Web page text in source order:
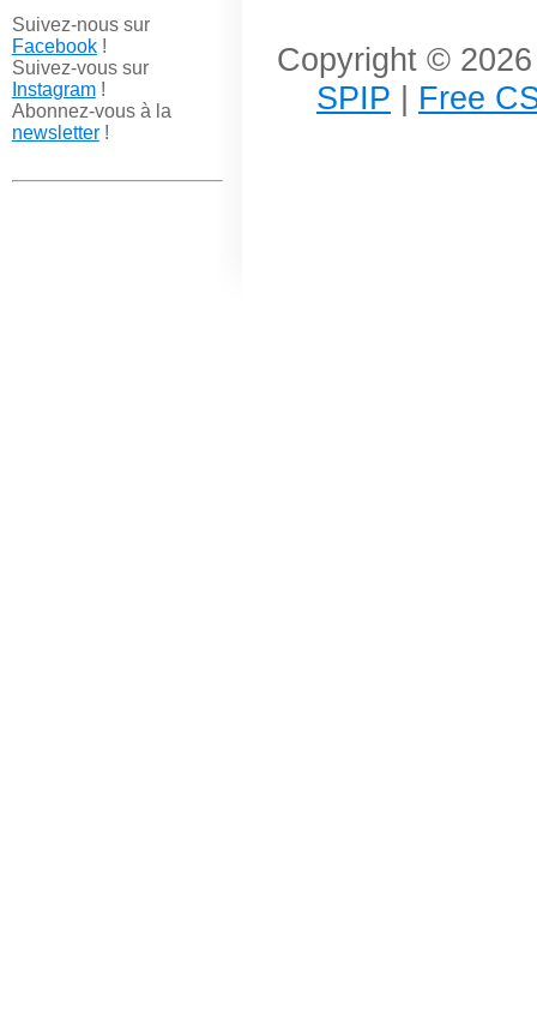
Suivez-nous sur
Facebook!
Suivez-vous sur
Instagram!
Abonnez-vous à la
newsletter!
Copyright ©
SPIP | Free